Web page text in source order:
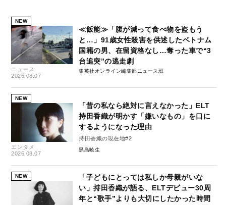
NEW
ニュース
2026.08.07
≪飯能≫「腹が減って食べ物を盗もう
と…」91歳女性殺害を供述したベトナム
国籍の男、在留資格なし…奪った車で“3
台追突”の逃走劇
集英社オンライン編集部ニュース班
NEW
エンタメ
2026.08.07
「昔の私なら絶対に言えなかった」ELT
持田香織が明かす「嫌いなもの」を口に
するようになった理由
持田香織の現在地#2
黒島暁生
NEW
「子どもにとっては私しか母親がいな
い」持田香織が語る、ELTデビュー30周
年と“歌手”よりも大切にしたかった時間